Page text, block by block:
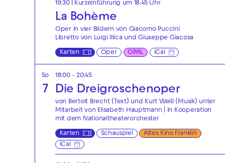
19:30 | Kurzeinführung um 18.45 Uhr
La Bohème
Oper in vier Bildern von Giacomo Puccini
Libretto von Luigi Illica und Giuseppe Giacosa
Karten Oper OPAL iCal
So
7
18:00 - 20:45
Die Drei­groschen­oper
von Bertolt Brecht (Text) und Kurt Weill (Musik) unter
Mitarbeit von Elisabeth Hauptmann | in Kooperation
mit dem Nationaltheaterorchester
Karten Schauspiel
Altes Kino Franklin
iCal